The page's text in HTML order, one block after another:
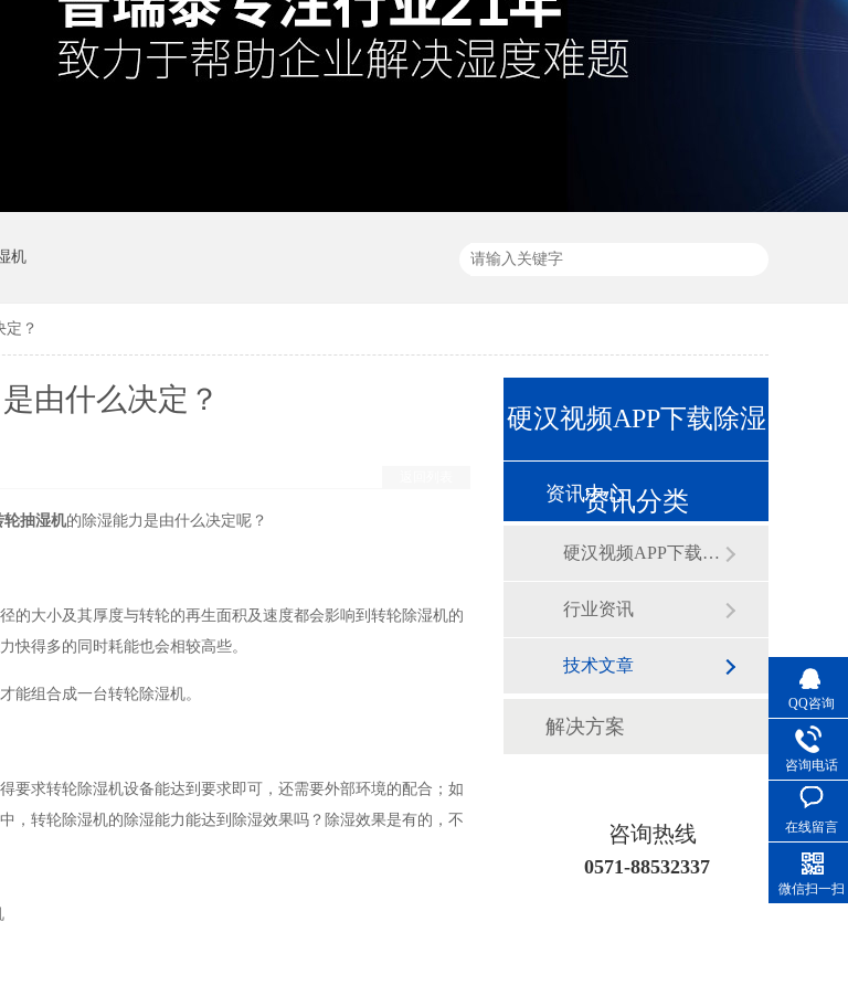
机
定？
由什么决定？
轮抽湿机的除湿能力是由什么决定呢？
的大小及其厚度与转轮的再生面积及速度都会影响到转轮除湿机的
快得多的同时耗能也会相较高些。
能组合成一台转轮除湿机。
要求转轮除湿机设备能达到要求即可，还需要外部环境的配合；如
，转轮除湿机的除湿能力能达到除湿效果吗？除湿效果是有的，不
硬汉视频APP下载除湿
资讯分类
资讯中心
硬汉视频APP下载泰动态
行业资讯
技术文章
解决方案
咨询热线
0571-88532337
QQ咨询
咨询电话
在线留言
微信扫一扫